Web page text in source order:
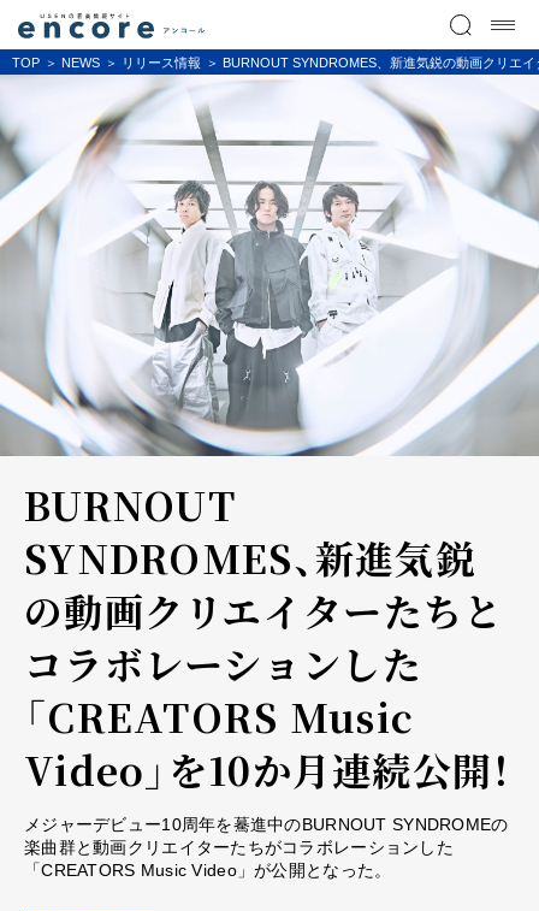
TOP NEWS リリース情報 BURNOUT SYNDROMES、新進気鋭の動画クリエ
BURNOUT
SYNDROMES、新進気鋭
の動画クリエイターたちと
コラボレーションした
「CREATORS Music
Video」を10か月連続公開！
メジャーデビュー10周年を驀進中のBURNOUT SYNDROMEの
楽曲群と動画クリエイターたちがコラボレーションした
「CREATORS Music Video」が公開となった。